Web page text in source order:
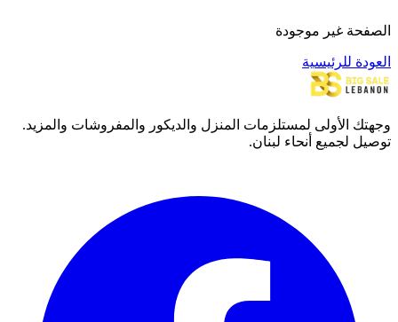
الصفحة غير موجودة
العودة للرئيسية
وجهتك الأولى لمستلزمات المنزل والديكور والمفروشات والمزيد.
توصيل لجميع أنحاء لبنان.